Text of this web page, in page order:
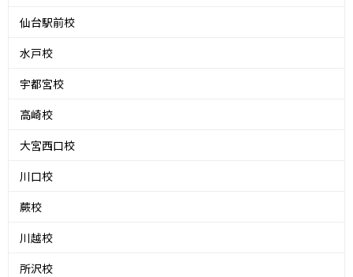
仙台駅前校
水戸校
宇都宮校
高崎校
大宮西口校
川口校
蕨校
川越校
所沢校